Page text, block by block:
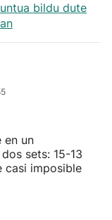
bildu dute
en un
sets: 15-13
casi imposible